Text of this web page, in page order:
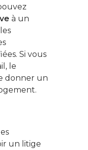
à un
Si vous
le
donner un
un litige
Home
son
Animaux
pratiques
Monde